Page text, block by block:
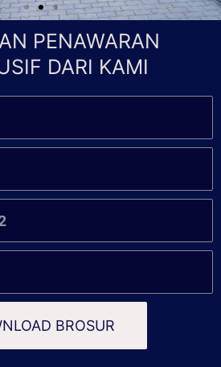
PENAWARAN
DARI KAMI
BROSUR